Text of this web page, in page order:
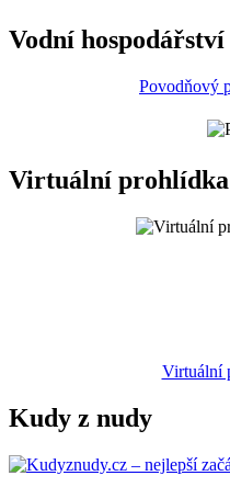
Vodní hospodářství
Povodňový
Virtuální prohlídka
Virtuální
Kudy z nudy